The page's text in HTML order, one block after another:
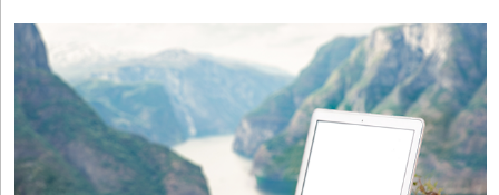
Energiegewinnung und -versorgung. Darunter fallen Klein-
Windkraftanlagen, Ladestationen für Elektrofahrzeuge oder
Vorrichtungen zur Regenwassernutzung, die im
Versicherungsumfang automatisch bis 25.000 EUR enthalten
sind. Zusätzlich können Photovoltaikanlagen entsprechend Ihrer
Leistung mitversichert werden. Darüber hinaus erhalten
Unternehmen im Schadenfall zusätzlich zur vertraglich